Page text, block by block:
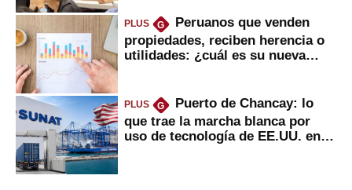
PLUS G
Peruanos que venden
propiedades, reciben herencia o
utilidades: ¿cuál es su nueva
PLUS G
Puerto de Chancay: lo
que trae la marcha blanca por
uso de tecnología de EE.UU. en